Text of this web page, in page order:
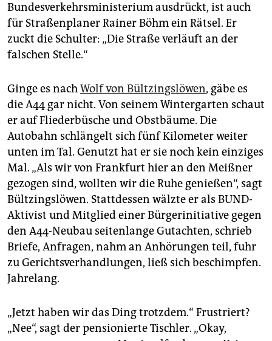
Bundesverkehrsministerium ausdrückt, ist auch
für Straßenplaner Rainer Böhm ein Rätsel. Er
zuckt die Schulter: „Die Straße verläuft an der
falschen Stelle.“
Ginge es nachWolf von Bültzingslöwen, gäbe es
die A44 gar nicht. Von seinem Wintergarten schaut
er auf Fliederbüsche und Obstbäume. Die
Autobahn schlängelt sich fünf Kilometer weiter
unten im Tal. Genutzt hat er sie noch kein einziges
Mal. „Als wir von Frankfurt hier an den Meißner
gezogen sind, wollten wir die Ruhe genießen“, sagt
Bültzingslöwen. Stattdessen wälzte er als BUND-
Aktivist und Mitglied einer Bürgerinitiative gegen
den A44-Neubau seitenlange Gutachten, schrieb
Briefe, Anfragen, nahm an Anhörungen teil, fuhr
zu Gerichtsverhandlungen, ließ sich beschimpfen.
Jahrelang.
„Jetzt haben wir das Ding trotzdem.“ Frustriert?
„Nee“, sagt der pensionierte Tischler. „Okay,